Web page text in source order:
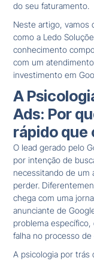
do seu faturamento.
Neste artigo, vamos
como a Ledo
conhecimento
com um
investimento em
A
Ads: Por
rápido que
O lead gerado pelo
por intenção de
necessitando de um
perder.
chega com uma
anunciante de
problema
falha no processo de
A psicologia por trás